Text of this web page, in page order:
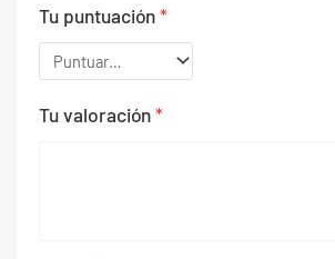
Tu puntuación*
Tu valoración*